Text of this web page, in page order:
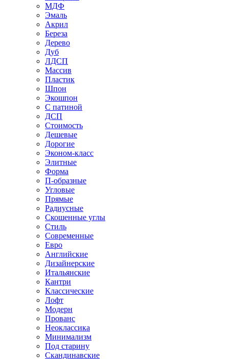
МДФ
Эмаль
Акрил
Береза
Дерево
Дуб
ЛДСП
Массив
Пластик
Шпон
Экошпон
С патиной
ДСП
Стоимость
Дешевые
Дорогие
Эконом-класс
Элитные
Форма
П-образные
Угловые
Прямые
Радиусные
Скошенные углы
Стиль
Современные
Евро
Английские
Дизайнерские
Итальянские
Кантри
Классические
Лофт
Модерн
Прованс
Неоклассика
Минимализм
Под старину
Скандинавские